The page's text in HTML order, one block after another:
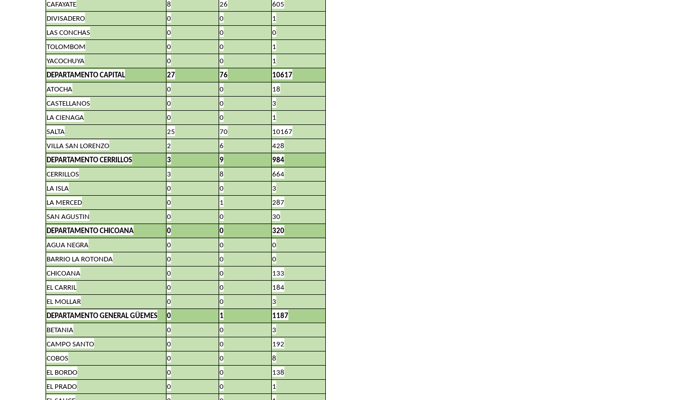
CAFAYATE
8 26
605
DIVISADERO
0 0
1
LAS CONCHAS
0 0
0
TOLOMBOM
0 0
1
YACOCHUYA
0 0
1
DEPARTAMENTO CAPITAL
27 76
10617
ATOCHA
0 0
18
CASTELLANOS
0 0
3
LA CIENAGA
0 0
1
SALTA
25 70
10167
VILLA SAN LORENZO
2 6
428
DEPARTAMENTO CERRILLOS
3 9
984
CERRILLOS
3 8
664
LA ISLA
0 0
3
LA MERCED
0 1
287
SAN AGUSTIN
0 0
30
DEPARTAMENTO CHICOANA
0 0
320
AGUA NEGRA
0 0
0
BARRIO LA ROTONDA
0 0
0
CHICOANA
0 0
133
EL CARRIL
0 0
184
EL MOLLAR
0 0
3
DEPARTAMENTO GENERAL GÜEMES
0 1
1187
BETANIA
0 0
3
CAMPO SANTO
0 0
192
COBOS
0 0
8
EL BORDO
0 0
138
EL PRADO
0 0
1